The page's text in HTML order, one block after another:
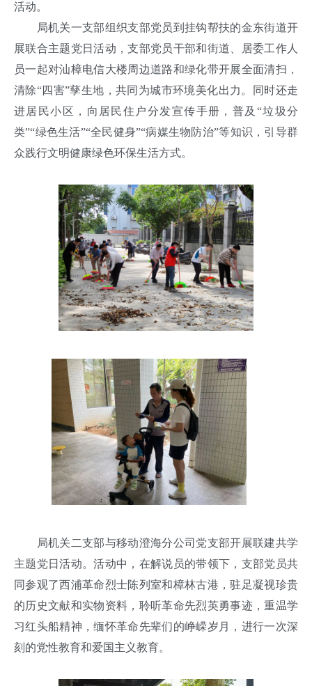
活动。
局机关一支部组织支部党员到挂钩帮扶的金东街道开
展联合主题党日活动，支部党员干部和街道、居委工作人
员一起对汕樟电信大楼周边道路和绿化带开展全面清扫，
清除“四害”孳生地，共同为城市环境美化出力。同时还走
进居民小区，向居民住户分发宣传手册，普及“垃圾分
类”“绿色生活”“全民健身”“病媒生物防治”等知识，引导群
众践行文明健康绿色环保生活方式。
局机关二支部与移动澄海分公司党支部开展联建共学
主题党日活动。活动中，在解说员的带领下，支部党员共
同参观了西浦革命烈士陈列室和樟林古港，驻足凝视珍贵
的历史文献和实物资料，聆听革命先烈英勇事迹，重温学
习红头船精神，缅怀革命先辈们的峥嵘岁月，进行一次深
刻的党性教育和爱国主义教育。